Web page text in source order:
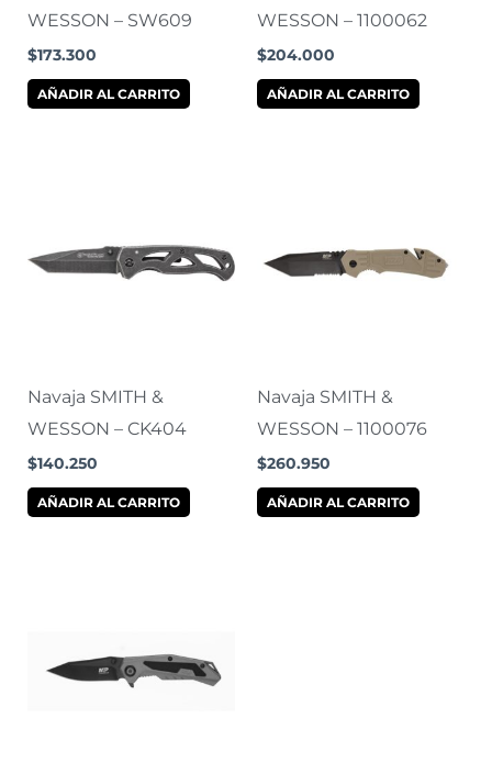
WESSON – SW609
$173.300
AÑADIR AL CARRITO
WESSON – 1100062
$204.000
AÑADIR AL CARRITO
Navaja SMITH &
WESSON – CK404
$140.250
AÑADIR AL CARRITO
Navaja SMITH &
WESSON – 1100076
$260.950
AÑADIR AL CARRITO